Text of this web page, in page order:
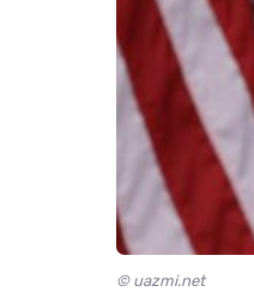
© uazmi.net